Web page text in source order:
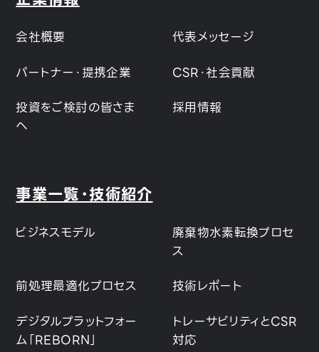
会社概要
代表メッセージ
パートナー・提携企業
CSR・社会貢献
投資をご検討の皆さま
へ
採用情報
事業一覧・技術紹介
ビジネスモデル
廃棄物水素転換プロセ
ス
前処理最適化プロセス
技術レポート
デジタルプラットフォー
ム「REBORN」
トレーサビリティとCSR
対応